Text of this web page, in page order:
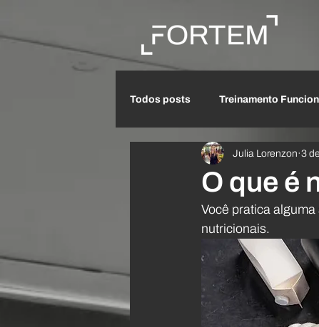
Todos posts Treinamento
Prevenção de doenças crônicas
Fisioterapia Ventosaterapia
O que é
Julia Lorenzon 3
Você pratica
nutricionais.